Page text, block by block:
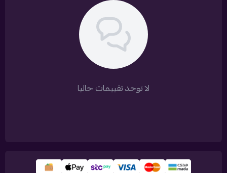
لا توجد تقييمات حاليا